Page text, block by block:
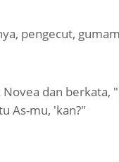
pengecut,
dan berkata,
As-mu, 'kan?"